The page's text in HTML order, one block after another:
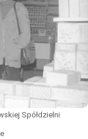
Spółdzielni